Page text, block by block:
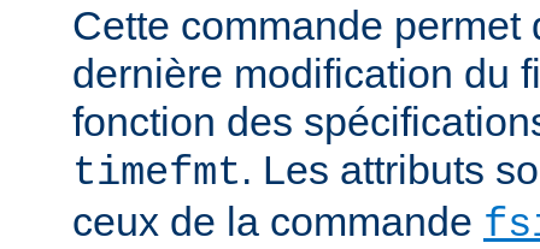
Cette commande permet
dernière modification du
fonction des
timefmt. Les attributs
ceux de la commande